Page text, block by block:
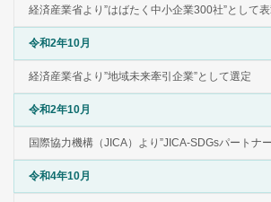
経済産業省より”はばたく中小企業300社”として
令和2年10月
経済産業省より”地域未来牽引企業”として選定
令和2年10月
国際協力機構（JICA）より”JICA-SDGsパートナ
令和4年10月